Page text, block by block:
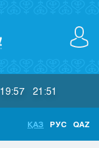
19:57 21:51
ҚАЗ РУС QAZ